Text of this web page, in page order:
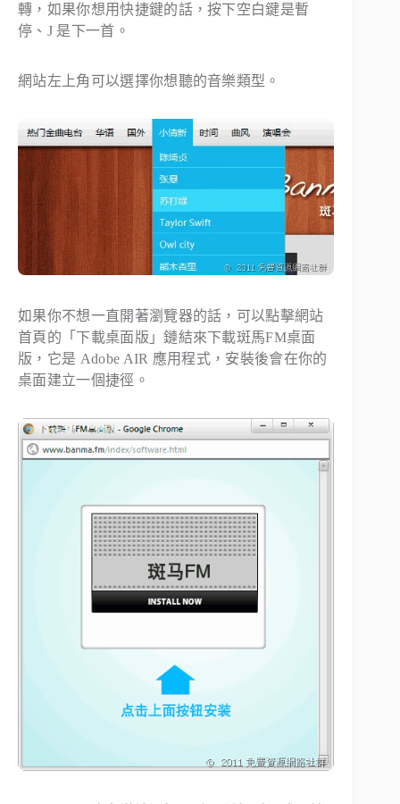
轉，如果你想用快捷鍵的話，按下空白鍵是暫
停、J 是下一首。
網站左上角可以選擇你想聽的音樂類型。
如果你不想一直開著瀏覽器的話，可以點擊網站
首頁的「下載桌面版」鏈結來下載斑馬FM桌面
版，它是 Adobe AIR 應用程式，安裝後會在你的
桌面建立一個捷徑。